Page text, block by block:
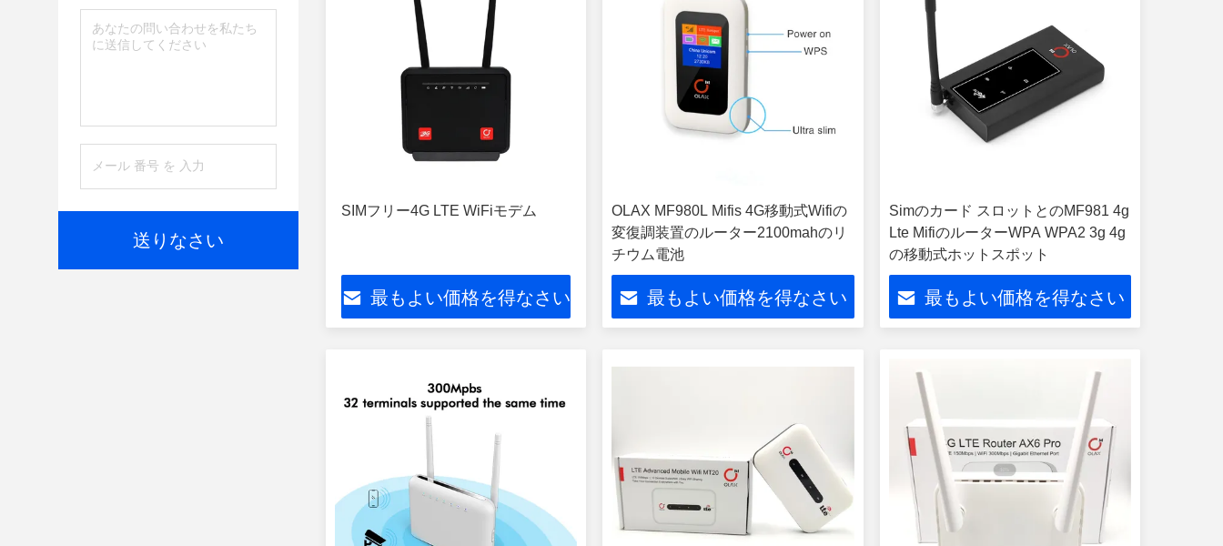
送りなさい
SIMフリー4G LTE WiFiモデム
最もよい価格を得なさい
OLAX MF980L Mifis 4G移動式Wifiの
変復調装置のルーター2100mahのリ
チウム電池
最もよい価格を得なさい
Simのカード スロットとのMF981 4g
Lte MifiのルーターWPA WPA2 3g 4g
の移動式ホットスポット
最もよい価格を得なさい